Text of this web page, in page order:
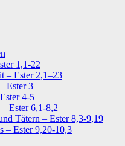
1,1-22
– Ester 2,1–23
Ester 3
4-5
Ester 6,1-8,2
Tätern – Ester 8,3-9,19
– Ester 9,20-10,3